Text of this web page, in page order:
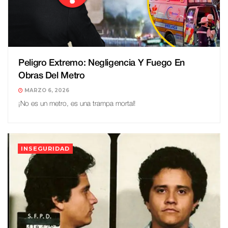
Peligro Extremo: Negligencia Y Fuego En
Obras Del Metro
MARZO 6, 2026
¡No es un metro, es una trampa mortal!
INSEGURIDAD